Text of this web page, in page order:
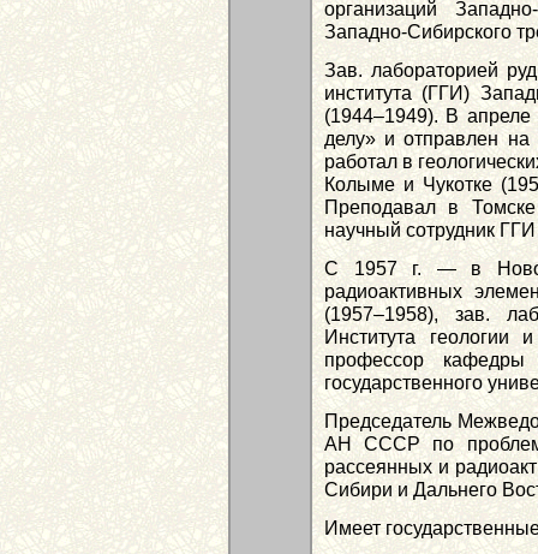
организаций
Западно-Сибирского
Зав. лабораторией
института (ГГИ)
(1944–1949). В апреле
делу» и отправлен
работал в
Колыме и Чукотке
Преподавал в
научный сотрудник
С 1957 г. — в
радиоактивных
(1957–1958), зав.
Института
профессор кафедры
государственного
Председатель
АН СССР по
рассеянных и
Сибири и Дальнего
Имеет